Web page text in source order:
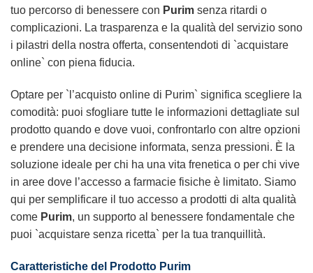
tuo percorso di benessere con Purim senza ritardi o
complicazioni. La trasparenza e la qualità del servizio sono
i pilastri della nostra offerta, consentendoti di `acquistare
online` con piena fiducia.
Optare per `l’acquisto online di Purim` significa scegliere la
comodità: puoi sfogliare tutte le informazioni dettagliate sul
prodotto quando e dove vuoi, confrontarlo con altre opzioni
e prendere una decisione informata, senza pressioni. È la
soluzione ideale per chi ha una vita frenetica o per chi vive
in aree dove l’accesso a farmacie fisiche è limitato. Siamo
qui per semplificare il tuo accesso a prodotti di alta qualità
come Purim, un supporto al benessere fondamentale che
puoi `acquistare senza ricetta` per la tua tranquillità.
Caratteristiche del Prodotto Purim